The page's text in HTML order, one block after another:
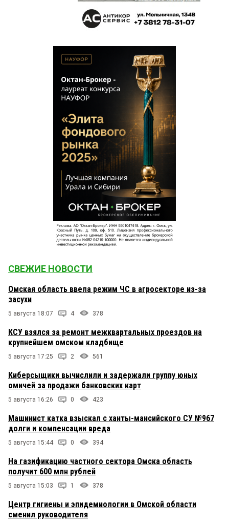
СВЕЖИЕ НОВОСТИ
Омская область ввела режим ЧС в агросекторе из-за
засухи
5 августа 18:07 4 378
КСУ взялся за ремонт межквартальных проездов на
крупнейшем омском кладбище
5 августа 17:25 2 561
Киберсыщики вычислили и задержали группу юных
омичей за продажи банковских карт
5 августа 16:26 0 423
Машинист катка взыскал с ханты-мансийского СУ №967
долги и компенсации вреда
5 августа 15:44 0 394
На газификацию частного сектора Омска область
получит 600 млн рублей
5 августа 15:03 1 378
Центр гигиены и эпидемиологии в Омской области
сменил руководителя